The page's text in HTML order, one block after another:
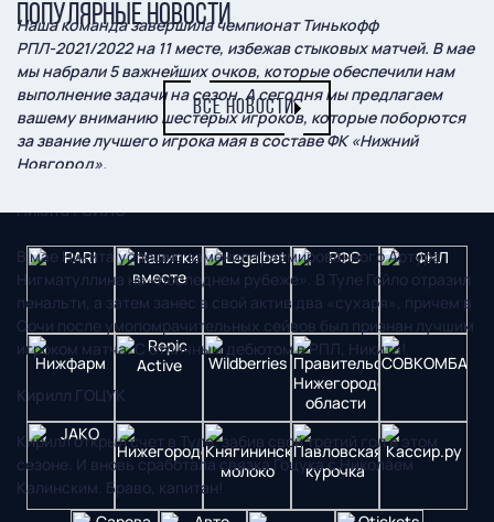
Наша команда завершила чемпионат Тинькофф
РПЛ-2021/2022 на 11 месте, избежав стыковых матчей. В мае
мы набрали 5 важнейших очков, которые обеспечили нам
выполнение задачи на сезон. А сегодня мы предлагаем
вашему вниманию шестерых игроков, которые поборются
за звание лучшего игрока мая в составе ФК «Нижний
Новгород».
Никита ГОЙЛО
В мае Никита успешно заменил травмированного Артура
Нигматуллина на «последнем рубеже». В Туле Гойло отразил
пенальти, а затем занес в свой актив два «сухаря», причем в
Сочи после умопомрачительных сейвов был признан лучшим
игроком матча. С отличным дебютом в РПЛ, Никита!
Кирилл ГОЦУК
Кирилл открыл счет в Туле, забив свой третий гол в этом
сезоне. И вновь сработала связка Гоцука с Николаем
Калинским. Браво, капитан!
ПОПУЛЯРНЫЕ НОВОСТИ
ВСЕ НОВОСТИ